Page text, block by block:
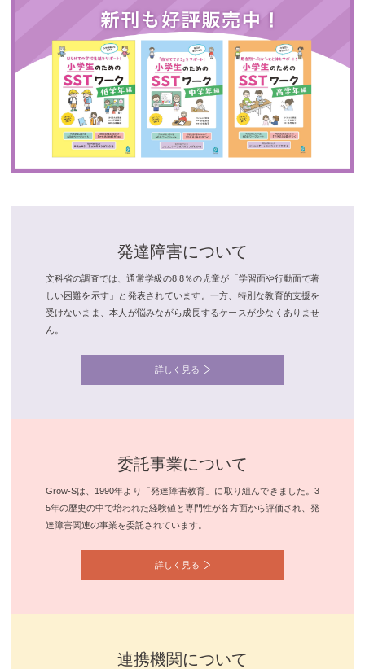
発達障害について
文科省の調査では、通常学級の8.8％の児童が「学習面や行動面で著
しい困難を示す」と発表されています。一方、特別な教育的支援を
受けないまま、本人が悩みながら成長するケースが少なくありませ
ん。
詳しく見る
委託事業について
Grow-Sは、1990年より「発達障害教育」に取り組んできました。3
5年の歴史の中で培われた経験値と専門性が各方面から評価され、発
達障害関連の事業を委託されています。
詳しく見る
連携機関について